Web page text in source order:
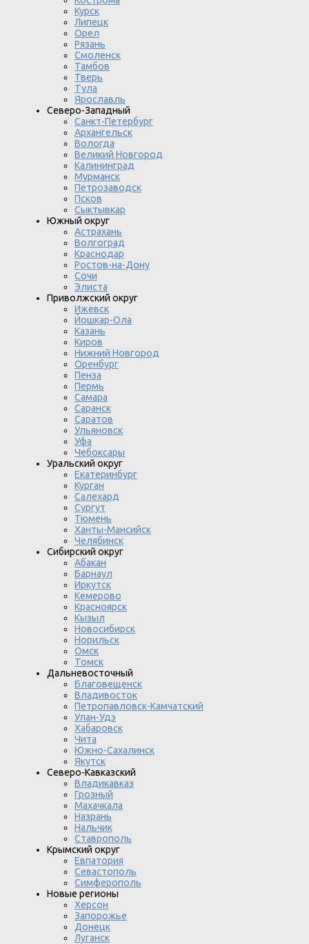
Курск
Липецк
Орел
Рязань
Смоленск
Тамбов
Тверь
Тула
Ярославль
Северо-Западный
Санкт-Петербург
Архангельск
Вологда
Великий Новгород
Калининград
Мурманск
Петрозаводск
Псков
Сыктывкар
Южный округ
Астрахань
Волгоград
Краснодар
Ростов-на-Дону
Сочи
Элиста
Приволжский округ
Ижевск
Йошкар-Ола
Казань
Киров
Нижний Новгород
Оренбург
Пенза
Пермь
Самара
Саранск
Саратов
Ульяновск
Уфа
Чебоксары
Уральский округ
Екатеринбург
Курган
Салехард
Сургут
Тюмень
Ханты-Мансийск
Челябинск
Сибирский округ
Абакан
Барнаул
Иркутск
Кемерово
Красноярск
Кызыл
Новосибирск
Норильск
Омск
Томск
Дальневосточный
Благовещенск
Владивосток
Петропавловск-Камчатский
Улан-Удэ
Хабаровск
Чита
Южно-Сахалинск
Якутск
Северо-Кавказский
Владикавказ
Грозный
Махачкала
Назрань
Нальчик
Ставрополь
Крымский округ
Евпатория
Севастополь
Симферополь
Новые регионы
Херсон
Запорожье
Донецк
Луганск